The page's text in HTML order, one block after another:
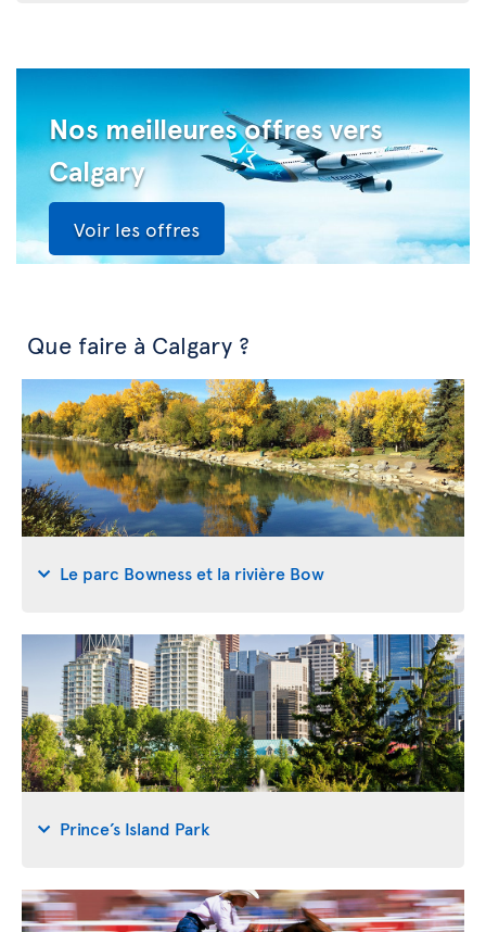
Nos meilleures offres vers
Calgary
Voir les offres
Que faire à Calgary ?
Le parc Bowness et la rivière Bow
Prince’s Island Park